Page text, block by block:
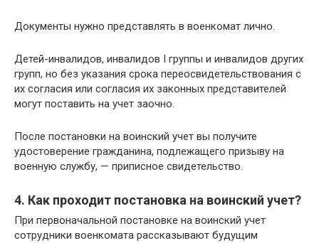
Документы нужно представлять в военкомат лично.
Детей-инвалидов, инвалидов I группы и инвалидов других
групп, но без указания срока переосвидетельствования с
их согласия или согласия их законных представителей
могут поставить на учет заочно.
После постановки на воинский учет вы получите
удостоверение гражданина, подлежащего призыву на
военную службу, — приписное свидетельство.
4. Как проходит постановка на воинский учет?
При первоначальной постановке на воинский учет
сотрудники военкомата рассказывают будущим